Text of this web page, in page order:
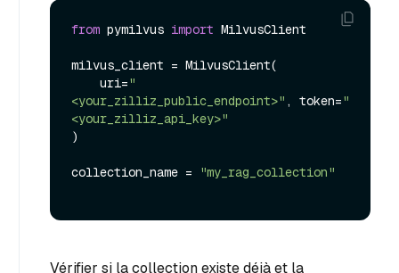
from pymilvus import MilvusClient
milvus_client = MilvusClient(
    uri=
"
<your_zilliz_public_endpoint>" , token="
<your_zilliz_api_key>"
)
collection_name = "my_rag_collection"
Vérifier si la collection existe déjà et la